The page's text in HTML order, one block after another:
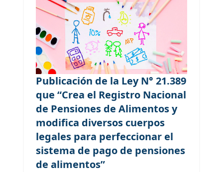
Publicación de la Ley N° 21.389
que “Crea el Registro Nacional
de Pensiones de Alimentos y
modifica diversos cuerpos
legales para perfeccionar el
sistema de pago de pensiones
de alimentos”